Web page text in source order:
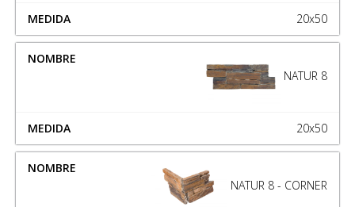
20x50
NATUR 8
20x50
NATUR 8 - CORNER